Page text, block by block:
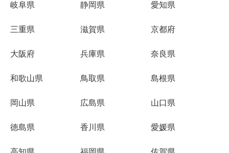
岐阜県 静岡県 愛知県
三重県 滋賀県 京都府
大阪府 兵庫県 奈良県
和歌山県 鳥取県 島根県
岡山県 広島県 山口県
徳島県 香川県 愛媛県